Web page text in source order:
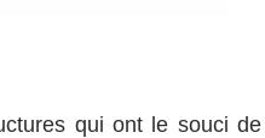
qui ont le souci